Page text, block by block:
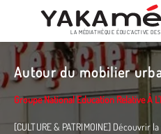
Aller
contenu
principal
LA MÉDIATHÈQUE ÉDUC’ACTIVE
Autour du mobilier
Groupe National Education Relative À
[CULTURE & PATRIMOINE]